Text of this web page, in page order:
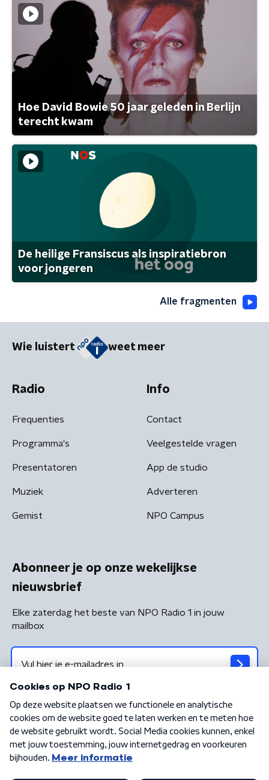
Hoe David Bowie 50 jaar geleden in Berlijn
terecht kwam
De heilige Fransiscus als inspiratiebron
voor jongeren
Alle fragmenten
Wie luistert weet meer
Radio
Frequenties
Programma's
Presentatoren
Muziek
Gemist
Info
Contact
Veelgestelde vragen
App de studio
Adverteren
NPO Campus
Abonneer je op onze wekelijkse
nieuwsbrief
Elke zaterdag het beste van NPO Radio 1 in jouw
mailbox
Algemene voorwaarden